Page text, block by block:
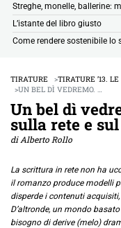
Streghe, monelle, ballerine:
L’istante del libro giusto
Come rendere sostenibile lo
TIRATURE TIRATURE ’13. LE
UN BEL DÌ VEDREMO. …
Un bel dì
sulla rete e
di Alberto Rollo
La scrittura in rete non ha
il romanzo produce modelli
disperde i contenuti
D’altronde, un mondo
bisogno di derive (melo)